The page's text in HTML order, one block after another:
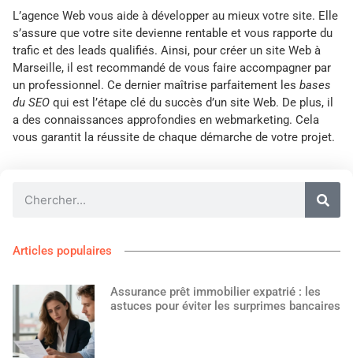
L’agence Web vous aide à développer au mieux votre site. Elle
s’assure que votre site devienne rentable et vous rapporte du
trafic et des leads qualifiés. Ainsi, pour créer un site Web à
Marseille, il est recommandé de vous faire accompagner par
un professionnel. Ce dernier maîtrise parfaitement les bases
du SEO qui est l’étape clé du succès d’un site Web. De plus, il
a des connaissances approfondies en webmarketing. Cela
vous garantit la réussite de chaque démarche de votre projet.
Articles populaires
Assurance prêt immobilier expatrié : les
astuces pour éviter les surprimes bancaires